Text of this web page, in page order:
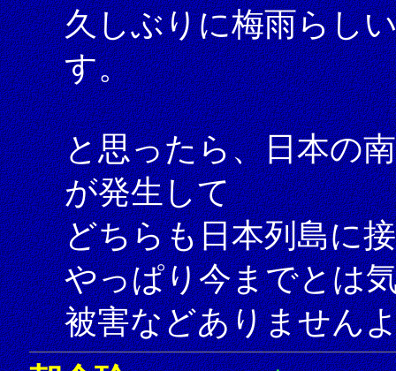
久しぶりに梅雨らし
す。
と思ったら、日本の
が発生して
どちらも日本列島に
やっぱり今までとは
被害などありません